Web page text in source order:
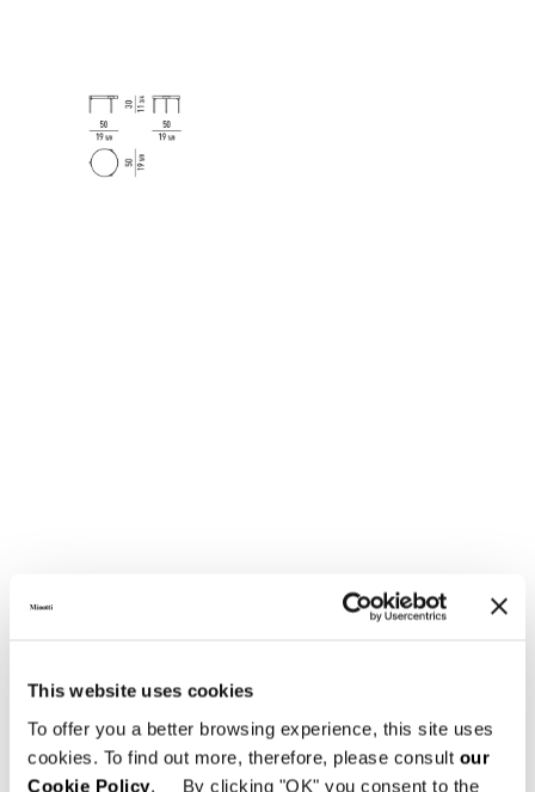
This website uses cookies
To offer you a better browsing experience, this site uses
cookies. To find out more, therefore, please consult our
Cookie Policy. By clicking "OK" you consent to the